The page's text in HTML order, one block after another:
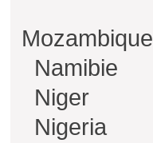
Mozambique
Namibie
Niger
Nigeria